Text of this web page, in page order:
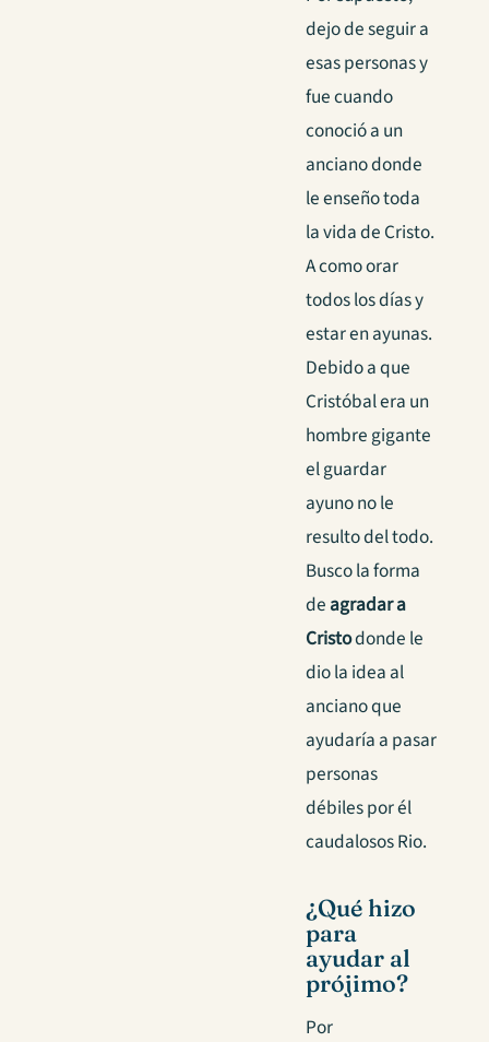
dejo de seguir a
esas personas y
fue cuando
conoció a un
anciano donde
le enseño toda
la vida de Cristo.
A como orar
todos los días y
estar en ayunas.
Debido a que
Cristóbal era un
hombre gigante
el guardar
ayuno no le
resulto del todo.
Busco la forma
de agradar a
Cristodonde le
dio la idea al
anciano que
ayudaría a pasar
personas
débiles por él
caudalosos Rio.
¿Qué hizo
para
ayudar al
prójimo?
Por